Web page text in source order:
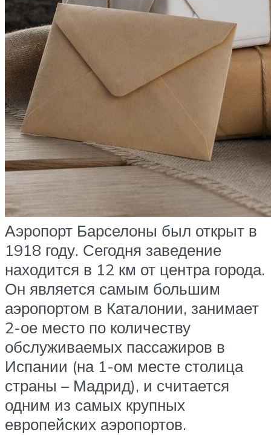
Аэропорт Барселоны был открыт в
1918 году. Сегодня заведение
находится в 12 км от центра города.
Он является самым большим
аэропортом в Каталонии, занимает
2-ое место по количеству
обслуживаемых пассажиров в
Испании (на 1-ом месте столица
страны – Мадрид), и считается
одним из самых крупных
европейских аэропортов.